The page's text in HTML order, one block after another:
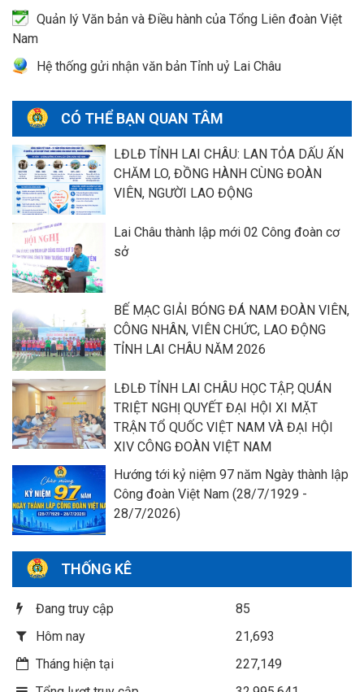
Quản lý Văn bản và Điều hành của Tổng Liên đoàn Việt
Nam
Hệ thống gửi nhận văn bản Tỉnh uỷ Lai Châu
CÓ THỂ BẠN QUAN TÂM
LĐLĐ TỈNH LAI CHÂU: LAN TỎA DẤU ẤN
CHĂM LO, ĐỒNG HÀNH CÙNG ĐOÀN
VIÊN, NGƯỜI LAO ĐỘNG
Lai Châu thành lập mới 02 Công đoàn cơ
sở
BẾ MẠC GIẢI BÓNG ĐÁ NAM ĐOÀN VIÊN,
CÔNG NHÂN, VIÊN CHỨC, LAO ĐỘNG
TỈNH LAI CHÂU NĂM 2026
LĐLĐ TỈNH LAI CHÂU HỌC TẬP, QUÁN
TRIỆT NGHỊ QUYẾT ĐẠI HỘI XI MẶT
TRẬN TỔ QUỐC VIỆT NAM VÀ ĐẠI HỘI
XIV CÔNG ĐOÀN VIỆT NAM
Hướng tới kỷ niệm 97 năm Ngày thành lập
Công đoàn Việt Nam (28/7/1929 -
28/7/2026)
THỐNG KÊ
Đang truy cập
85
Hôm nay
21,693
Tháng hiện tại
227,149